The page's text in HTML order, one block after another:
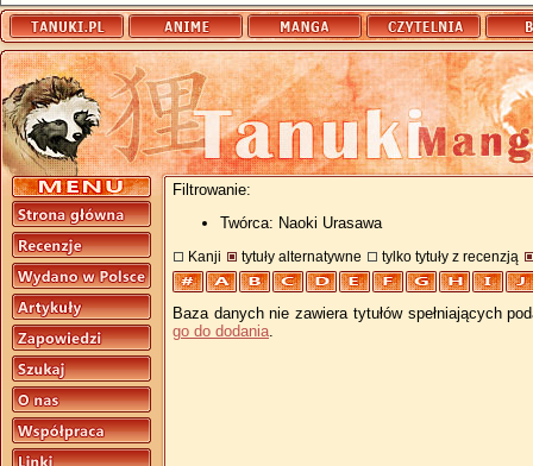
Filtrowanie:
Twórca: Naoki Urasawa
Kanji tytuły alternatywne tylko tytuły z recenzją
Baza danych nie zawiera tytułów spełniających
go do dodania.